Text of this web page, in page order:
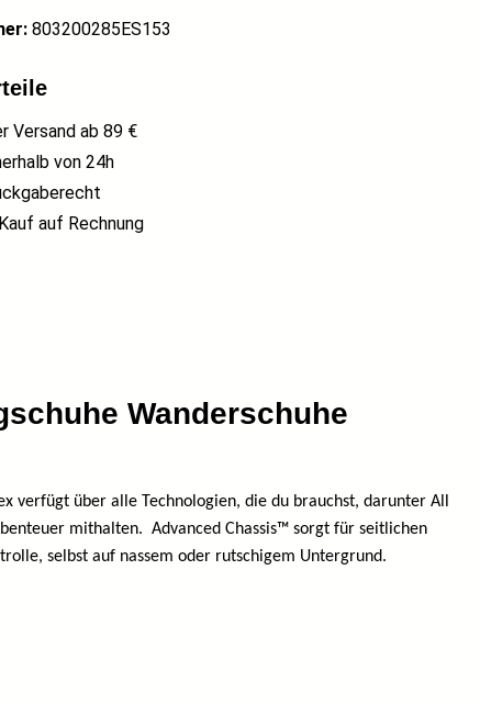
803200285ES153
Versand ab 89 €
von 24h
auf Rechnung
Wanderschuhe
verfügt über alle Technologien, die du brauchst, darunter All
mithalten. Advanced Chassis™ sorgt für seitlichen
selbst auf nassem oder rutschigem Untergrund.